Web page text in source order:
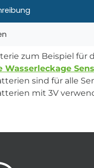
zum Beispiel für
Wasserleckage
sind für alle
mit 3V